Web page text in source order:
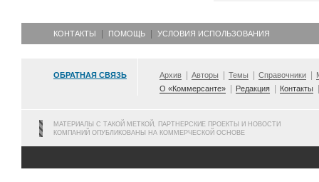
КОНТАКТЫ ПОМОЩЬ УСЛОВИЯ ИСПОЛЬЗОВАНИЯ
ОБРАТНАЯ СВЯЗЬ Архив Авторы Темы Справочники
О «Коммерсанте»
Редакция Контакты
МАТЕРИАЛЫ С ТАКОЙ МЕТКОЙ, ПАРТНЕРСКИЕ ПРОЕКТЫ И НОВОСТИ
КОМПАНИЙ ОПУБЛИКОВАНЫ НА КОММЕРЧЕСКОЙ ОСНОВЕ